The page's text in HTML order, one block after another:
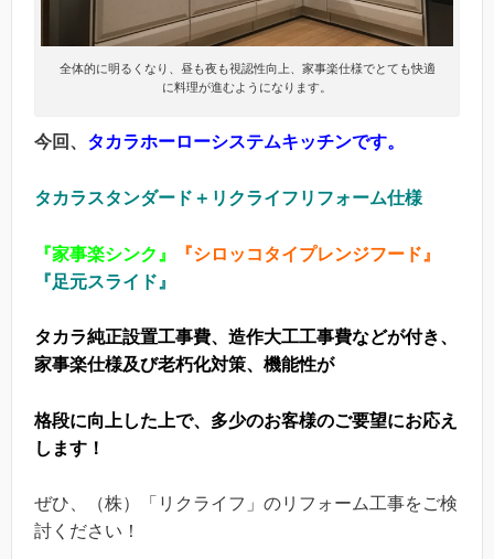
全体的に明るくなり、昼も夜も視認性向上、家事楽仕様でとても快適
に料理が進むようになります。
今回、 タカラホーローシステムキッチンです。
タカラスタンダード＋リクライフリフォーム仕様
『家事楽シンク』
『シロッコタイプレンジフード』
『足元スライド』
タカラ純正設置工事費、造作大工工事費などが付き、
家事楽仕様及び老朽化対策、機能性が
格段に向上した上で、多少のお客様のご要望にお応え
します！
ぜひ、（株）「リクライフ」のリフォーム工事をご検
討ください！